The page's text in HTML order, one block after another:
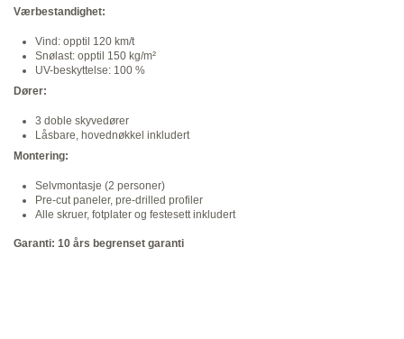
Værbestandighet:
Vind: opptil 120 km/t
Snølast: opptil 150 kg/m²
UV-beskyttelse: 100 %
Dører:
3 doble skyvedører
Låsbare, hovednøkkel inkludert
Montering:
Selvmontasje (2 personer)
Pre-cut paneler, pre-drilled profiler
Alle skruer, fotplater og festesett inkludert
Garanti: 10 års begrenset garanti